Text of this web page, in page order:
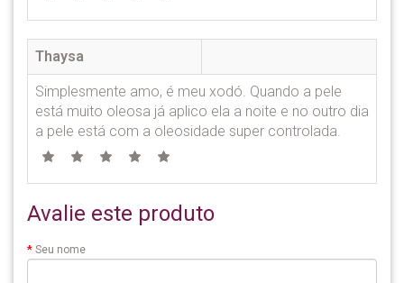
Thaysa
Simplesmente amo, é meu xodó. Quando a pele
está muito oleosa já aplico ela a noite e no outro dia
a pele está com a oleosidade super controlada.
Avalie este produto
Seu nome